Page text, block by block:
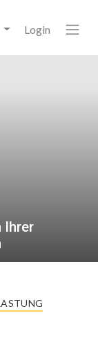
Login
Ihrer